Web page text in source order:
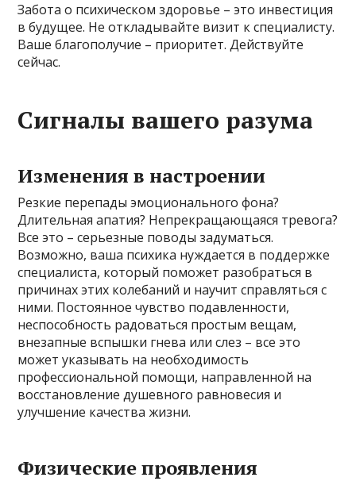
Забота о психическом здоровье – это инвестиция
в будущее. Не откладывайте визит к специалисту.
Ваше благополучие – приоритет. Действуйте
сейчас.
Сигналы вашего разума
Изменения в настроении
Резкие перепады эмоционального фона?
Длительная апатия? Непрекращающаяся тревога?
Все это – серьезные поводы задуматься.
Возможно, ваша психика нуждается в поддержке
специалиста, который поможет разобраться в
причинах этих колебаний и научит справляться с
ними. Постоянное чувство подавленности,
неспособность радоваться простым вещам,
внезапные вспышки гнева или слез – все это
может указывать на необходимость
профессиональной помощи, направленной на
восстановление душевного равновесия и
улучшение качества жизни.
Физические проявления